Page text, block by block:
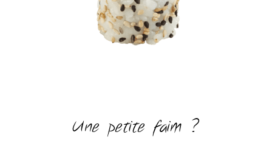
Une petite faim ?